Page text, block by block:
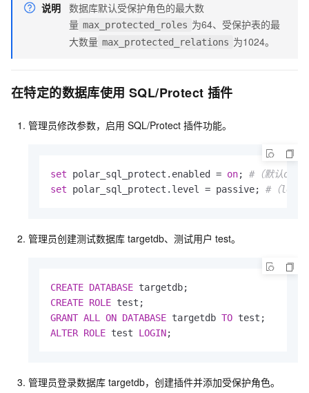
说明 数据库默认受保护角色的最大数
量 max_protected_roles 为64、受保护表的最
大数量 max_protected_relations 为1024。
在特定的数据库使用 SQL/Protect 插件
管理员修改参数，启用 SQL/Protect 插件功能。
set polar_sql_protect.enabled = on; #（默认off）
set polar_sql_protect.level = passive; #（
管理员创建测试数据库 targetdb、测试用户 test。
CREATE DATABASE
CREATE ROLE
GRANT ALL ON DATABASE targetdb TO
ALTER ROLE test LOGIN;
管理员登录数据库 targetdb，创建插件并添加受保护角色。